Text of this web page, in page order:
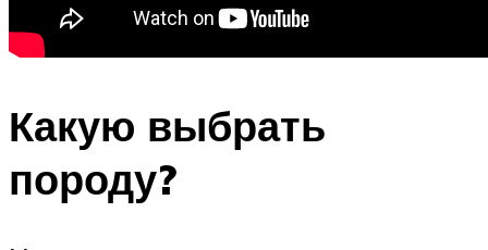
Какую выбрать
породу?